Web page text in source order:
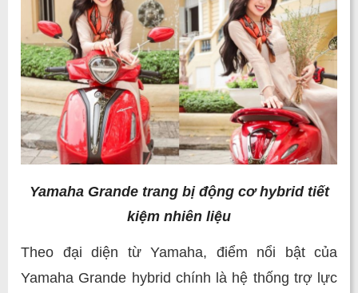
Yamaha Grande trang bị động cơ hybrid tiết
kiệm nhiên liệu
Theo đại diện từ Yamaha, điểm nổi bật của
Yamaha Grande hybrid chính là hệ thống trợ lực